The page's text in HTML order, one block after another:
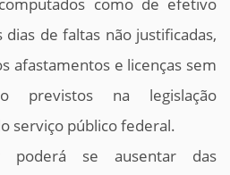
dias de faltas não justificadas,
afastamentos e licenças sem
previstos na legislação
serviço público federal.
poderá se ausentar das